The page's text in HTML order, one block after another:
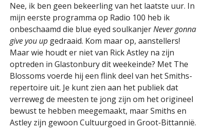
Nee, ik ben geen bekeerling van het laatste uur. In
mijn eerste programma op Radio 100 heb ik
onbeschaamd die blue eyed soulkanjerNever gonna
give you up gedraaid. Kom maar op, aanstellers!
Maar wie houdt er niet van Rick Astley na zijn
optreden in Glastonbury dit weekeinde? Met The
Blossoms voerde hij een flink deel van het Smiths-
repertoire uit. Je kunt zien aan het publiek dat
verreweg de meesten te jong zijn om het origineel
bewust te hebben meegemaakt, maar Smiths en
Astley zijn gewoon Cultuurgoed in Groot-Bittannië.